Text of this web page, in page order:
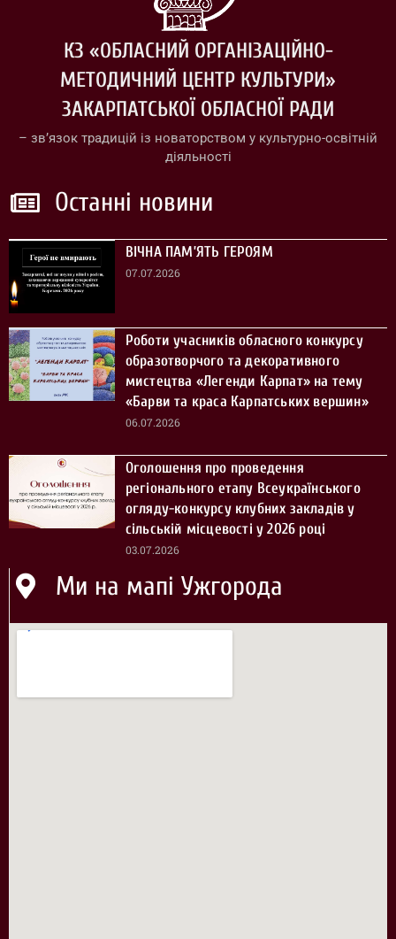
КЗ «ОБЛАСНИЙ ОРГАНІЗАЦІЙНО-
МЕТОДИЧНИЙ ЦЕНТР КУЛЬТУРИ»
ЗАКАРПАТСЬКОЇ ОБЛАСНОЇ РАДИ
– зв’язок традицій із новаторством у культурно-освітній
діяльності
Останні новини
ВІЧНА ПАМ’ЯТЬ ГЕРОЯМ
07.07.2026
Роботи учасників обласного конкурсу
образотворчого та декоративного
мистецтва «Легенди Карпат» на тему
«Барви та краса Карпатських вершин»
06.07.2026
Оголошення про проведення
регіонального етапу Всеукраїнського
огляду-конкурсу клубних закладів у
сільській місцевості у 2026 році
03.07.2026
Ми на мапі Ужгорода